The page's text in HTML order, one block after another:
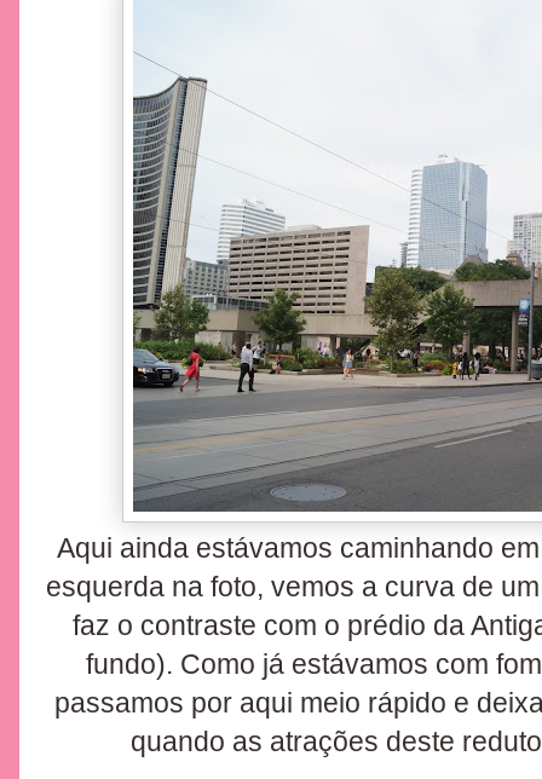
Aqui ainda estávamos caminhando
esquerda na foto, vemos a curva de
faz o contraste com o prédio da
fundo). Como já estávamos com
passamos por aqui meio rápido e
quando as atrações deste